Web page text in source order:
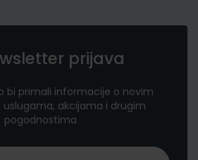
prijava
bi primali informacije o novim
uslugama, akcijama i drugim
pogodnostima